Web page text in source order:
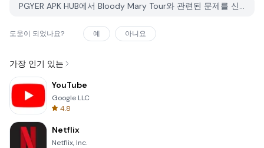
PGYER APK HUB에서 Bloody Mary Tour와 관련된 문제를 신고하는 방법은 무엇인가요?
도움이 되었나요? 예 아니요
가장 인기 있는
YouTube
Google LLC
4.8
Netflix
Netflix, Inc.